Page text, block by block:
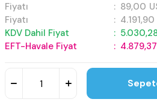
Fiyatı : 89,00
Fiyatı
: 4.191,90
KDV Dahil Fiyat
:
EFT-Havale Fiyat
: 4.879,37